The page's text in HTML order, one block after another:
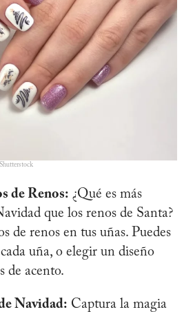
de Renos: ¿Qué es más
que los renos de Santa?
de renos en tus uñas. Puedes
uña, o elegir un diseño
de acento.
Navidad: Captura la magia